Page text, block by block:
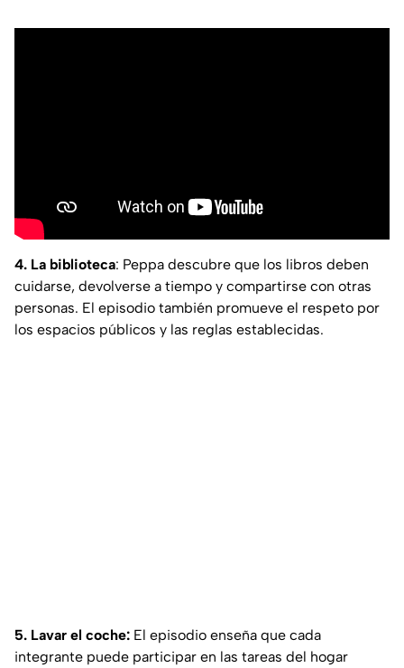
4. La biblioteca: Peppa descubre que los libros deben
cuidarse, devolverse a tiempo y compartirse con otras
personas. El episodio también promueve el respeto por
los espacios públicos y las reglas establecidas.
5. Lavar el coche: El episodio enseña que cada
integrante puede participar en las tareas del hogar